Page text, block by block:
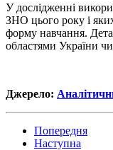
У дослідженні
ЗНО цього року і
форму навчання.
областями України
Джерело:
Попередня
Наступна